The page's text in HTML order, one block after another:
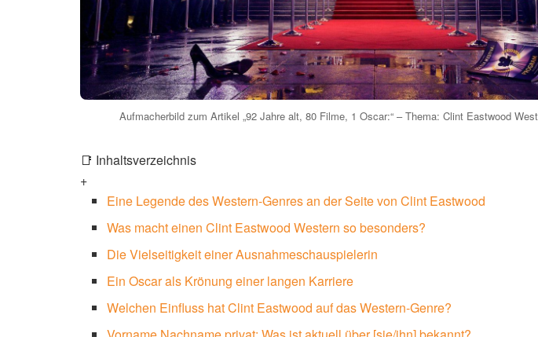
Aufmacherbild zum Artikel „92 Jahre alt, 80 Filme, 1 Oscar:“ – Thema: Clint Eastwood
📑 Inhaltsverzeichnis
+
Eine Legende des Western-Genres an der Seite von Clint Eastwood
Was macht einen Clint Eastwood Western so besonders?
Die Vielseitigkeit einer Ausnahmeschauspielerin
Ein Oscar als Krönung einer langen Karriere
Welchen Einfluss hat Clint Eastwood auf das Western-Genre?